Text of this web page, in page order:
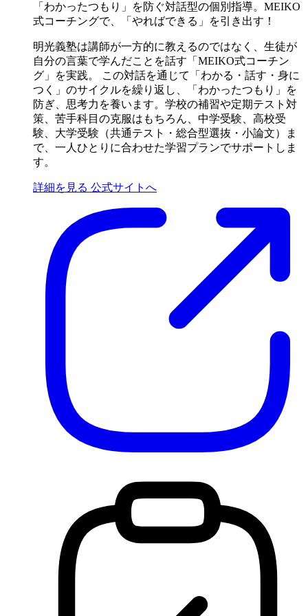
「わかったつもり」を防ぐ対話型の個別指導。MEIKO
式コーチングで、「やればできる」を引き出す！
明光義塾は講師が一方的に教えるのではなく、生徒が
自分の言葉で学んだことを話す「MEIKO式コーチン
グ」を実践。 この対話を通じて「わかる・話す・身に
つく」のサイクルを繰り返し、「わかったつもり」を
防ぎ、思考力を養います。学校の補習や定期テスト対
策、苦手科目の克服はもちろん、中学受験、高校受
験、大学受験（共通テスト・総合型選抜・小論文）ま
で、一人ひとりに合わせた学習プランでサポートしま
す。
詳細を見る 公式サイトへ